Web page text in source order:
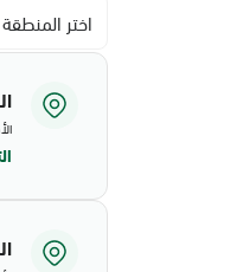
اختر المنطقة